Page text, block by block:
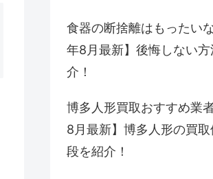
食器の断捨離はもったい
年8月最新】後悔しない
介！
博多人形買取おすすめ業
8月最新】博多人形の買
段を紹介！